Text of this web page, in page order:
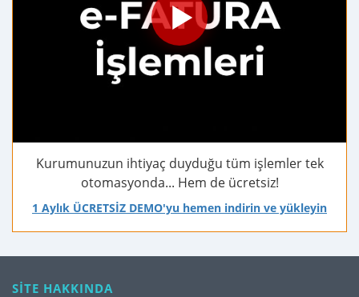
Kurumunuzun ihtiyaç duyduğu tüm işlemler tek
otomasyonda... Hem de ücretsiz!
1 Aylık ÜCRETSİZ DEMO'yu hemen indirin ve yükleyin
SİTE HAKKINDA